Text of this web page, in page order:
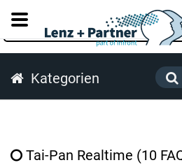
Kategorien
Tai-Pan Realtime (10